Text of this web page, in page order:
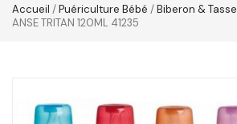
Accueil /Puériculture Bébé /Biberon & Tasse
ANSE TRITAN 120ML 41235